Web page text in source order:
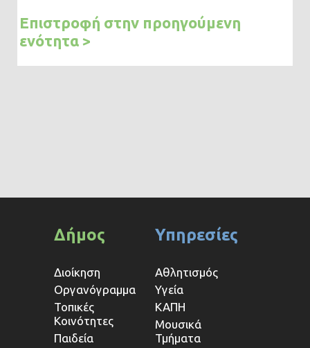
Επιστροφή στην προηγούμενη
ενότητα >
Δήμος
Διοίκηση
Οργανόγραμμα
Τοπικές
Κοινότητες
Παιδεία
Υπηρεσίες
Αθλητισμός
Υγεία
ΚΑΠΗ
Μουσικά
Τμήματα